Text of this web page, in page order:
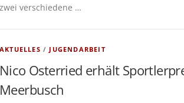
zwei verschiedene …
AKTUELLES / JUGENDARBEIT
Nico Osterried erhält
Meerbusch